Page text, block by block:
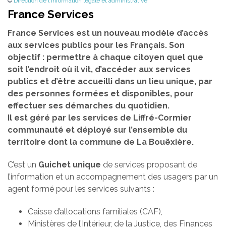
France Services
France Services est un nouveau modèle d’accès
aux services publics pour les Français. Son
objectif : permettre à chaque citoyen quel que
soit l’endroit où il vit, d’accéder aux services
publics et d’être accueilli dans un lieu unique, par
des personnes formées et disponibles, pour
effectuer ses démarches du quotidien.
Il est géré par les services de Liffré-Cormier
communauté et déployé sur l’ensemble du
territoire dont la commune de La Bouëxière.
C’est un Guichet unique de services proposant de
l’information et un accompagnement des usagers par un
agent formé pour les services suivants :
Caisse d’allocations familiales (CAF),
Ministères de l’Intérieur, de la Justice, des Finances